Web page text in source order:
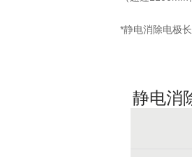
*静电消除电极
静电消